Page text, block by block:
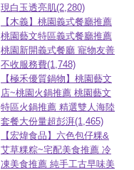
現白玉透亮肌(2,280)
【木義】桃園義式餐廳推薦
桃園藝文特區義式餐廳推薦
桃園新開義式餐廳 寵物友善
不收服務費(1,748)
【極禾優質鍋物】桃園藝文
店~桃園火鍋推薦 桃園藝文
特區火鍋推薦 精選雙人海陸
套餐大份量超彭湃(1,465)
【宏煒食品】六色包仔粿&
艾草粿粽~宅配美食推薦 冷
凍美食推薦 純手工古早味美